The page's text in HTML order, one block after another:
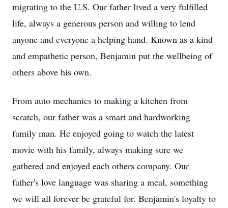
migrating to the U.S. Our father lived a very fulfilled
life, always a generous person and willing to lend
anyone and everyone a helping hand. Known as a kind
and empathetic person, Benjamin put the wellbeing of
others above his own.
From auto mechanics to making a kitchen from
scratch, our father was a smart and hardworking
family man. He enjoyed going to watch the latest
movie with his family, always making sure we
gathered and enjoyed each others company. Our
father's love language was sharing a meal, something
we will all forever be grateful for. Benjamin's loyalty to